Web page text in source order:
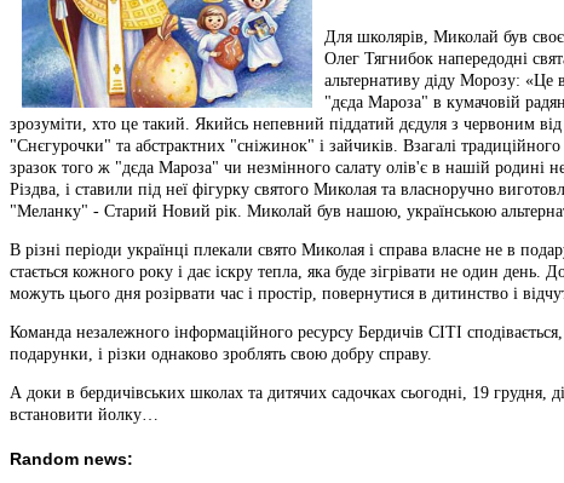
Для школярів, Миколай був
Олег Тягнибок напередодні
альтернативу діду Морозу:
"дєда Мароза" в кумачовій
зрозуміти, хто це такий. Якийсь непевний піддатий дєдуля з червоним
"Снєгурочки" та абстрактних "сніжинок" і зайчиків. Взагалі
зразок того ж "дєда Мароза" чи незмінного салату олів'є в нашій родині
Різдва, і ставили під неї фігурку святого Миколая та власноручно
"Меланку" - Старий Новий рік. Миколай був нашою, українською
В різні періоди українці плекали свято Миколая і справа власне не в
стається кожного року і дає іскру тепла, яка буде зігрівати не один день.
можуть цього дня розірвати час і простір, повернутися в дитинство і
Команда незалежного інформаційного ресурсу Бердичів СІТІ
подарунки, і різки однаково зроблять свою добру справу.
А доки в бердичівських школах та дитячих садочках сьогодні, 19
встановити йолку…
Random news: